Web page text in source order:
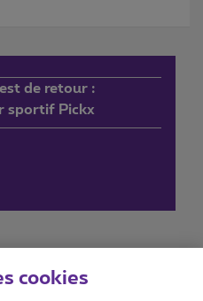
de retour :
sportif Pickx
cookies